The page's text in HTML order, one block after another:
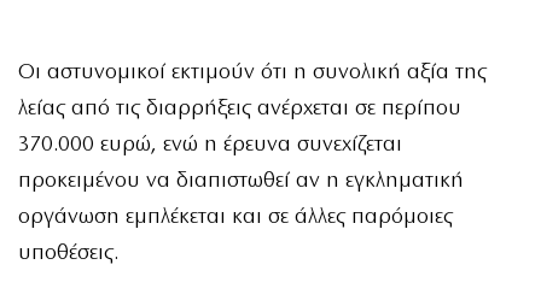
Οι αστυνομικοί εκτιμούν ότι η συνολική αξία της
λείας από τις διαρρήξεις ανέρχεται σε περίπου
370.000 ευρώ, ενώ η έρευνα συνεχίζεται
προκειμένου να διαπιστωθεί αν η εγκληματική
οργάνωση εμπλέκεται και σε άλλες παρόμοιες
υποθέσεις.